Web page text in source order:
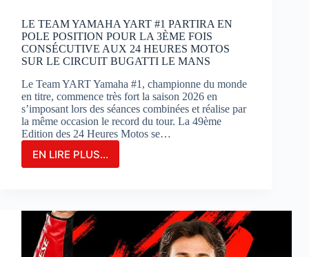
LE TEAM YAMAHA YART #1 PARTIRA EN
POLE POSITION POUR LA 3ÈME FOIS
CONSÉCUTIVE AUX 24 HEURES MOTOS
SUR LE CIRCUIT BUGATTI LE MANS
Le Team YART Yamaha #1, championne du monde
en titre, commence très fort la saison 2026 en
s’imposant lors des séances combinées et réalise par
la même occasion le record du tour. La 49ème
Edition des 24 Heures Motos se…
EN LIRE PLUS...
LE
#1
PARTIRA
EN